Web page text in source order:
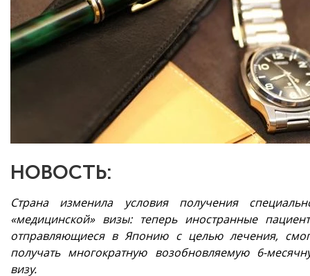
НОВОСТЬ:
Страна изменила условия получения
«медицинской» визы: теперь иностранные
отправляющиеся в Японию с целью лечения,
получать многократную возобновляемую 6-
визу.